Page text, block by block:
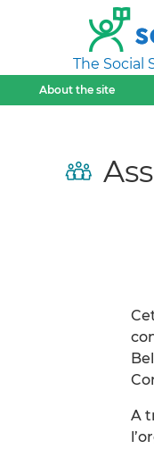
The Social
About the site
A